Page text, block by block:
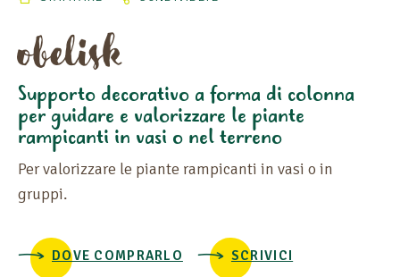
obelisk
Supporto decorativo a forma di colonna
per guidare e valorizzare le piante
rampicanti in vasi o nel terreno
Per valorizzare le piante rampicanti in vasi o in
gruppi.
DOVE COMPRARLO SCRIVICI